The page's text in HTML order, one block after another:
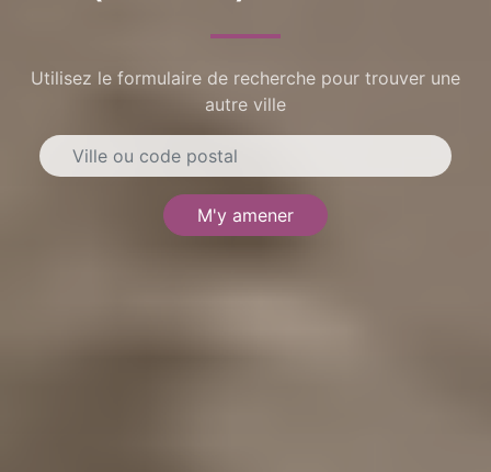
Utilisez le formulaire de recherche pour trouver une
autre ville
M'y amener